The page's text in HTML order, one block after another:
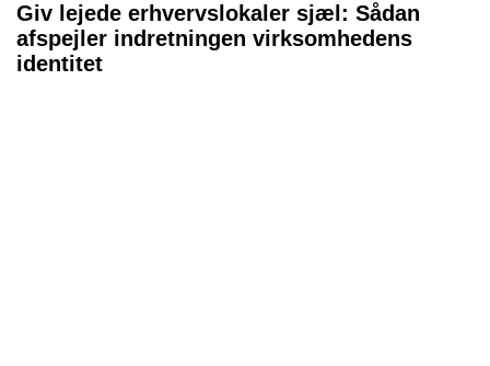
Giv lejede erhvervslokaler sjæl: Sådan
afspejler indretningen virksomhedens
identitet